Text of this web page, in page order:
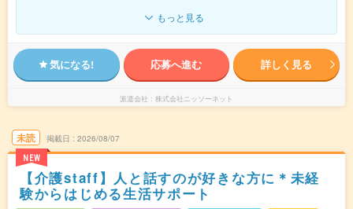
もっと見る
気になる! 応募へ進む 詳しく見る
派遣会社 株式会社ニッソーネット
未読
NEW
掲載日 2026/08/07
【介護staff】人と話すのが好きな方に＊未経
験からはじめる生活サポート